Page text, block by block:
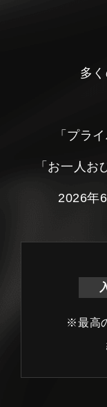
多
「プラ
「お一人
2026年
※最高